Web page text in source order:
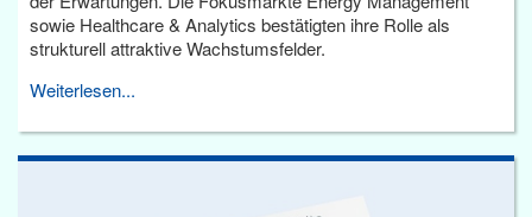
sowie Healthcare & Analytics bestätigten ihre Rolle als
strukturell attraktive Wachstumsfelder.
Weiterlesen...